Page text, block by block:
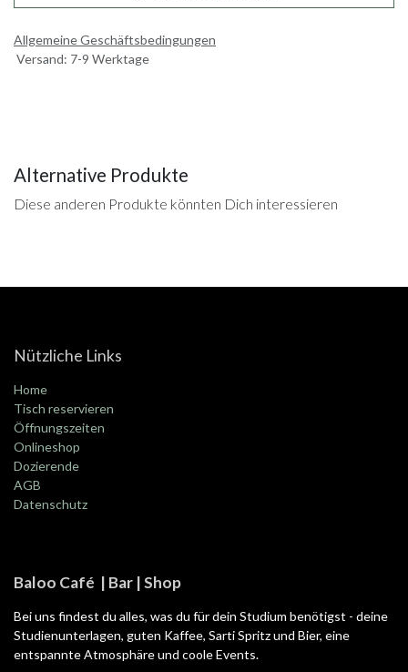
Allgemeine Geschäftsbedingungen
Versand: 7-9 Werktage
Alternative Produkte
Diese anderen Produkte könnten Dich interessieren
Nützliche Links
Home
Tisch reservieren
Öffnungszeiten
Onlineshop
Dozierende
AGB
Datenschutz
Baloo Café | Bar | Shop
Bei uns findest du alles, was du für dein Studium benötigst - deine
Studienunterlagen, guten Kaffee, Sarti Spritz und Bier, eine
entspannte Atmosphäre und coole Events.